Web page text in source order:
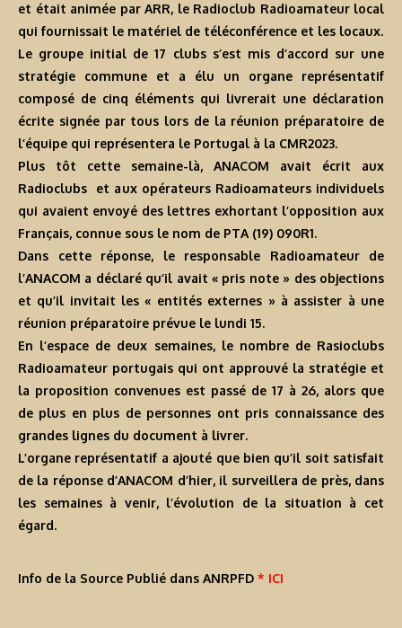
et était animée par ARR, le Radioclub Radioamateur local
qui fournissait le matériel de téléconférence et les locaux.
Le groupe initial de 17 clubs s’est mis d’accord sur une
stratégie commune et a élu un organe représentatif
composé de cinq éléments qui livrerait une déclaration
écrite signée par tous lors de la réunion préparatoire de
l’équipe qui représentera le Portugal à la CMR2023.
Plus tôt cette semaine-là, ANACOM avait écrit aux
Radioclubs et aux opérateurs Radioamateurs individuels
qui avaient envoyé des lettres exhortant l’opposition aux
Français, connue sous le nom de PTA (19) 090R1.
Dans cette réponse, le responsable Radioamateur de
l’ANACOM a déclaré qu’il avait « pris note » des objections
et qu’il invitait les « entités externes » à assister à une
réunion préparatoire prévue le lundi 15.
En l’espace de deux semaines, le nombre de Rasioclubs
Radioamateur portugais qui ont approuvé la stratégie et
la proposition convenues est passé de 17 à 26, alors que
de plus en plus de personnes ont pris connaissance des
grandes lignes du document à livrer.
L’organe représentatif a ajouté que bien qu’il soit satisfait
de la réponse d’ANACOM d’hier, il surveillera de près, dans
les semaines à venir, l’évolution de la situation à cet
égard.
Info de la Source Publié dans ANRPFD * ICI